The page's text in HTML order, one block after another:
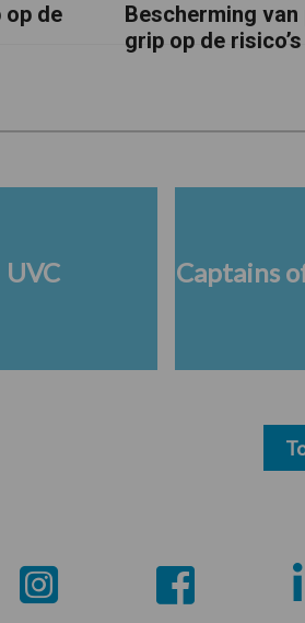
op de
Bescherming
grip op de risico’s
UVC Captains